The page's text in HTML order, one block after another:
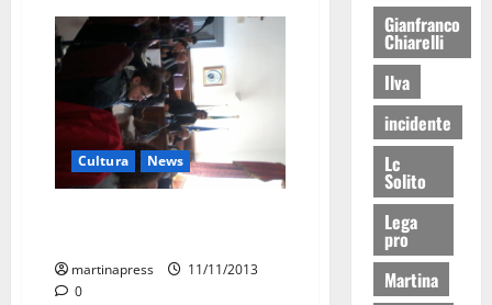
Cultura News
martinapress
11/11/2013
0
Gianfranco
Chiarelli
Ilva
incidente
Lc
Solito
Lega
pro
Martina